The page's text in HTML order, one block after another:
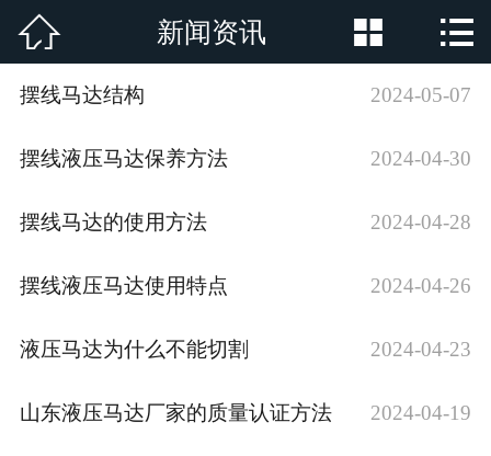
网站首页
行业新闻
在线留言
 新闻资讯  
摆线马达结构 2024-05-07
摆线液压马达保养方法 2024-04-30
摆线马达的使用方法 2024-04-28
摆线液压马达使用特点 2024-04-26
液压马达为什么不能切割 2024-04-23
山东液压马达厂家的质量认证方法 2024-04-19